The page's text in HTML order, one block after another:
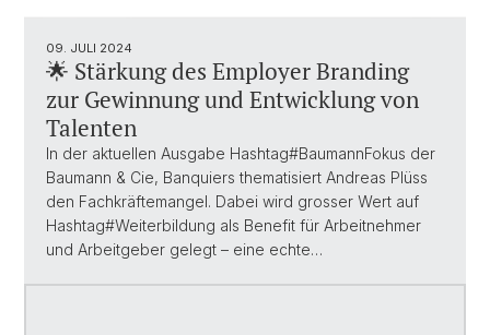
09. JULI 2024
🌟 Stärkung des Employer Branding
zur Gewinnung und Entwicklung von
Talenten
In der aktuellen Ausgabe Hashtag#BaumannFokus der
Baumann & Cie, Banquiers thematisiert Andreas Plüss
den Fachkräftemangel. Dabei wird grosser Wert auf
Hashtag#Weiterbildung als Benefit für Arbeitnehmer
und Arbeitgeber gelegt – eine echte…